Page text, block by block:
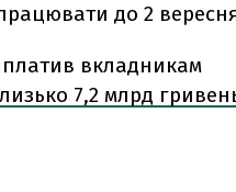
до 2
вкладникам
7,2 млрд